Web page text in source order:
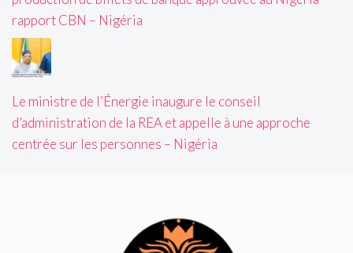
rapport CBN – Nigéria
Le ministre de l’Énergie inaugure le conseil
d’administration de la REA et appelle à une approche
centrée sur les personnes – Nigéria